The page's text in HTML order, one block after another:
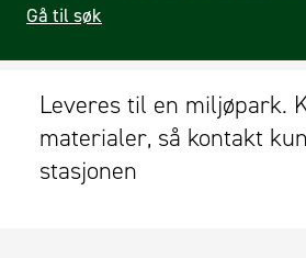
Gå til søk
Leveres til en miljøpark.
materialer, så kontakt
stasjonen